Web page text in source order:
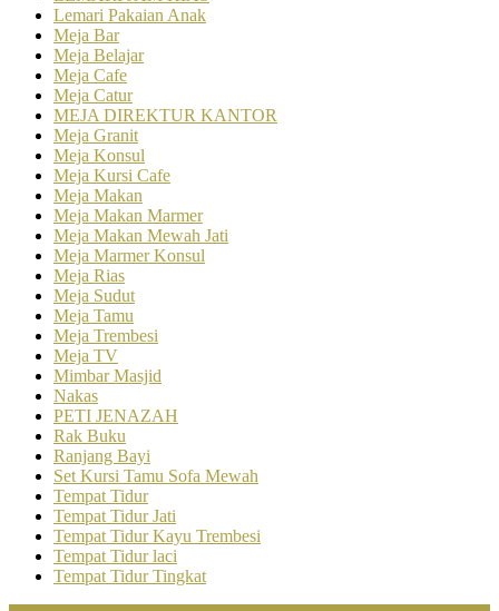
Lemari Pakaian Anak
Meja Bar
Meja Belajar
Meja Cafe
Meja Catur
MEJA DIREKTUR KANTOR
Meja Granit
Meja Konsul
Meja Kursi Cafe
Meja Makan
Meja Makan Marmer
Meja Makan Mewah Jati
Meja Marmer Konsul
Meja Rias
Meja Sudut
Meja Tamu
Meja Trembesi
Meja TV
Mimbar Masjid
Nakas
PETI JENAZAH
Rak Buku
Ranjang Bayi
Set Kursi Tamu Sofa Mewah
Tempat Tidur
Tempat Tidur Jati
Tempat Tidur Kayu Trembesi
Tempat Tidur laci
Tempat Tidur Tingkat